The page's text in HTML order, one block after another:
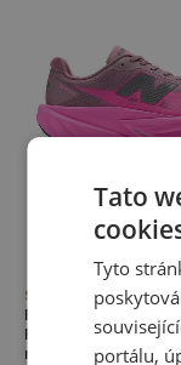
Sleva
Pánské boty New
FuelCell Rebel v5
růžové
Tato
Tyto
portálu,